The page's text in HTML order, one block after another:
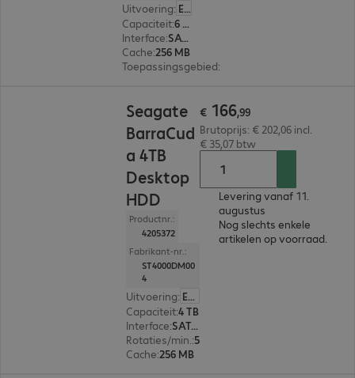
Uitvoering: Europa
Capaciteit:
6 TB
Interface:
SATA 3.0 (6 Gbit/s) 8,9 cm (3,5")
Cache:256 MB
Toepassingsgebied:
Seagate
BarraCud
a 4TB
Desktop
HDD
Productnr.:
4205372
Fabrikant-nr.:
ST4000DM00
4
Uitvoering: Europa
Capaciteit:4 TB
Interface:
SATA 3.0 (6 Gbit/s) 8,9 cm (3,5")
Rotaties/min. : 5.400 rpm
Cache:256 MB
€ 166,99
Brutoprijs: € 202,06 incl.
€ 35,07 btw
Levering vanaf 11.
augustus
Nog slechts enkele
artikelen op voorraad.